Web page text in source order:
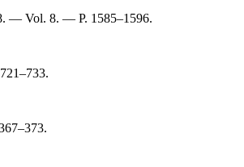
— Vol. 8. — P. 1585–1596.